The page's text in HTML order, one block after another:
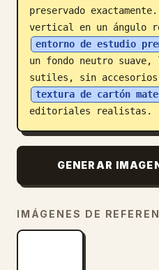
preservado
vertical en un ángulo
entorno de estudio
un fondo neutro suave,
sutiles, sin
textura de cartón mate
editoriales realistas.
GENERAR
IMÁGENES DE